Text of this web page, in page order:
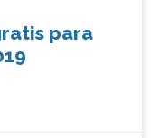
para